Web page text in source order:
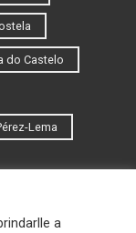
do Castelo
Lema
a